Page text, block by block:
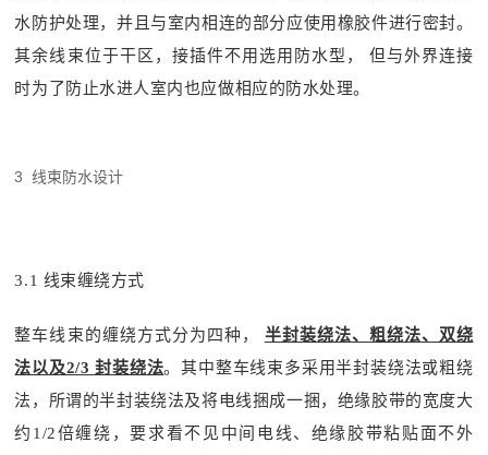
水防护处理，并且与室内相连的部分应使用橡胶件进行密封。
其余线束位于干区，接插件不用选用防水型， 但与外界连接
时为了防止水进人室内也应做相应的防水处理。
3 线束防水设计
3.1 线束缠绕方式
整车线束的缠绕方式分为四种， 半封装绕法、粗绕法、双绕
法以及2/3 封装绕法。其中整车线束多采用半封装绕法或粗绕
法，所谓的半封装绕法及将电线捆成一捆，绝缘胶带的宽度大
约1/2倍缠绕，要求看不见中间电线、绝缘胶带粘贴面不外